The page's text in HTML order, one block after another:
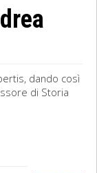
dando così
di Storia